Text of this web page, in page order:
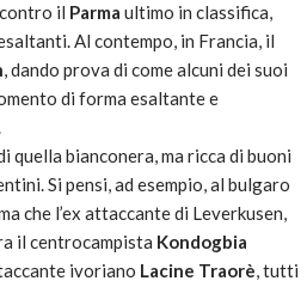
il Parma ultimo in classifica,
Al contempo, in Francia, il
, dando prova di come alcuni dei suoi
di forma esaltante e
quella bianconera, ma ricca di buoni
Si pensi, ad esempio, al bulgaro
che l’ex attaccante di Leverkusen,
il centrocampista Kondogbia
ivoriano Lacine Traorè, tutti